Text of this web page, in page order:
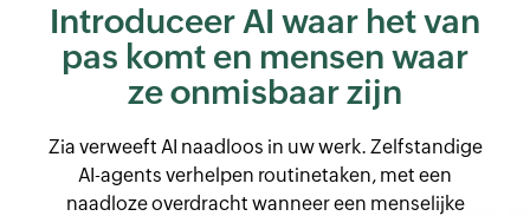
Introduceer AI waar het van
pas komt en mensen waar
ze onmisbaar zijn
Zia verweeft AI naadloos in uw werk. Zelfstandige
AI-agents verhelpen routinetaken, met een
naadloze overdracht wanneer een menselijke